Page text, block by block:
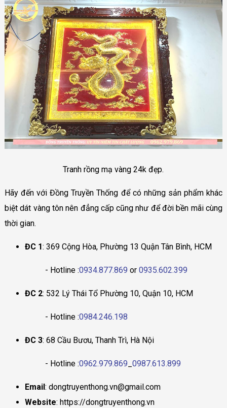
Tranh rồng mạ vàng 24k đẹp.
Hãy đến với Đồng Truyền Thống để có những sản phẩm khác
biệt dát vàng tôn nên đẳng cấp cũng như để đời bền mãi cùng
thời gian.
ĐC 1: 369 Cộng Hòa, Phường 13 Quận Tân Bình, HCM
- Hotline :0934.877.869 or 0935.602.399
ĐC 2: 532 Lý Thái Tổ Phường 10, Quận 10, HCM
- Hotline :0984.246.198
ĐC 3: 68 Cầu Bươu, Thanh Trì, Hà Nội
- Hotline :0962.979.869 0987.613.899
Email: dongtruyenthong.vn@gmail.com
Website: https://dongtruyenthong.vn